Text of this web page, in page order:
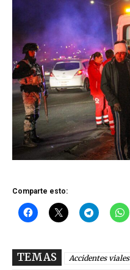
Comparte esto:
TEMAS Accidentes viales